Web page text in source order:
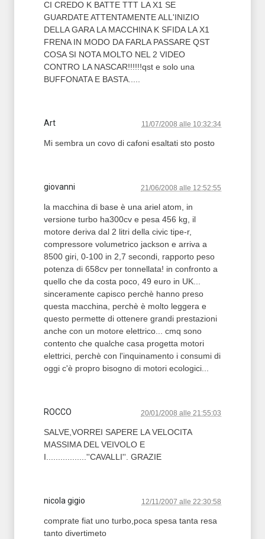
CI CREDO K BATTE TTT LA X1 SE
GUARDATE ATTENTAMENTE ALL'INIZIO
DELLA GARA LA MACCHINA K SFIDA LA X1
FRENA IN MODO DA FARLA PASSARE QST
COSA SI NOTA MOLTO NEL 2 VIDEO
CONTRO LA NASCAR!!!!!!qst e solo una
BUFFONATA E BASTA.....
Art 11/07/2008 alle 10:32:34
Mi sembra un covo di cafoni esaltati sto posto
giovanni 21/06/2008 alle 12:52:55
la macchina di base è una ariel atom, in
versione turbo ha300cv e pesa 456 kg, il
motore deriva dal 2 litri della civic tipe-r,
compressore volumetrico jackson e arriva a
8500 giri, 0-100 in 2,7 secondi, rapporto peso
potenza di 658cv per tonnellata! in confronto a
quello che da costa poco, 49 euro in UK...
sinceramente capisco perchè hanno preso
questa macchina, perchè è molto leggera e
questo permette di ottenere grandi prestazioni
anche con un motore elettrico... cmq sono
contento che qualche casa progetta motori
elettrici, perchè con l'inquinamento i consumi di
oggi c'è propro bisogno di motori ecologici...
ROCCO 20/01/2008 alle 21:55:03
SALVE,VORREI SAPERE LA VELOCITA
MASSIMA DEL VEIVOLO E
I.................''CAVALLI''. GRAZIE
nicola gigio 12/11/2007 alle 22:30:58
comprate fiat uno turbo,poca spesa tanta resa
tanto divertimeto